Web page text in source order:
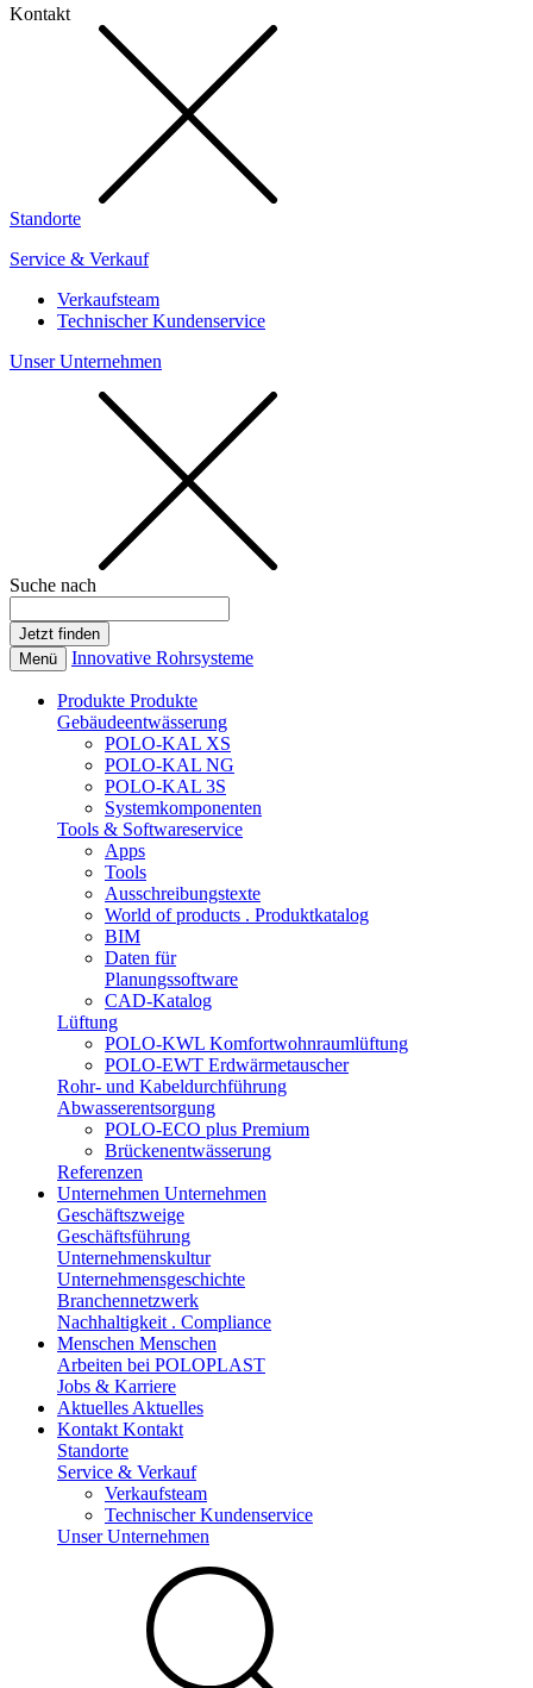
Kontakt
Standorte
Service & Verkauf
Verkaufsteam
Technischer Kundenservice
Unser Unternehmen
Suche nach
Menü Innovative Rohrsysteme
Produkte Produkte
Gebäudeentwässerung
POLO-KAL XS
POLO-KAL NG
POLO-KAL 3S
Systemkomponenten
Tools & Softwareservice
Apps
Tools
Ausschreibungstexte
World of products . Produktkatalog
BIM
Daten für
Planungssoftware
CAD-Katalog
Lüftung
POLO-KWL Komfortwohnraumlüftung
POLO-EWT Erdwärmetauscher
Rohr- und Kabeldurchführung
Abwasserentsorgung
POLO-ECO plus Premium
Brückenentwässerung
Referenzen
Unternehmen Unternehmen
Geschäftszweige
Geschäftsführung
Unternehmenskultur
Unternehmensgeschichte
Branchennetzwerk
Nachhaltigkeit . Compliance
Menschen Menschen
Arbeiten bei POLOPLAST
Jobs & Karriere
Aktuelles Aktuelles
Kontakt Kontakt
Standorte
Service & Verkauf
Verkaufsteam
Technischer Kundenservice
Unser Unternehmen